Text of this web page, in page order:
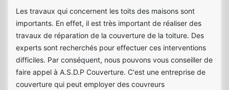
Les travaux qui concernent les toits des maisons sont
importants. En effet, il est très important de réaliser des
travaux de réparation de la couverture de la toiture. Des
experts sont recherchés pour effectuer ces interventions
difficiles. Par conséquent, nous pouvons vous conseiller de
faire appel à A.S.D.P Couverture. C'est une entreprise de
couverture qui peut employer des couvreurs